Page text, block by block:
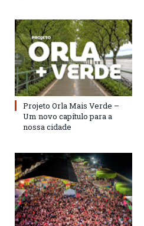
Projeto Orla Mais Verde –
Um novo capítulo para a
nossa cidade